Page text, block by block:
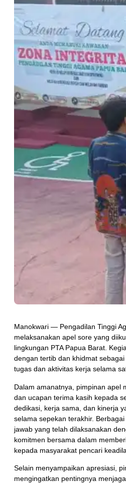
Manokwari — Pengadilan Tinggi
melaksanakan apel sore yang
lingkungan PTA Papua Barat.
dengan tertib dan khidmat
tugas dan aktivitas kerja selama
Dalam amanatnya, pimpinan apel
dan ucapan terima kasih kepada
dedikasi, kerja sama, dan kinerja
selama sepekan terakhir.
jawab yang telah dilaksanakan
komitmen bersama dalam
kepada masyarakat pencari
Selain menyampaikan apresiasi,
mengingatkan pentingnya